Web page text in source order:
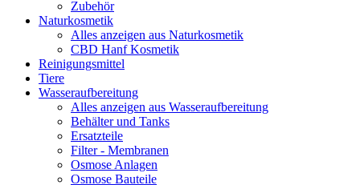
Zubehör
Naturkosmetik
Alles anzeigen aus Naturkosmetik
CBD Hanf Kosmetik
Reinigungsmittel
Tiere
Wasseraufbereitung
Alles anzeigen aus Wasseraufbereitung
Behälter und Tanks
Ersatzteile
Filter - Membranen
Osmose Anlagen
Osmose Bauteile